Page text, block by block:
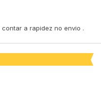
a rapidez no envio .